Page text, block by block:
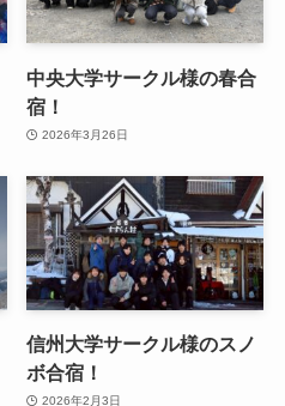
中央大学サークル様の春合
宿！
2026年3月26日
信州大学サークル様のスノ
ボ合宿！
2026年2月3日